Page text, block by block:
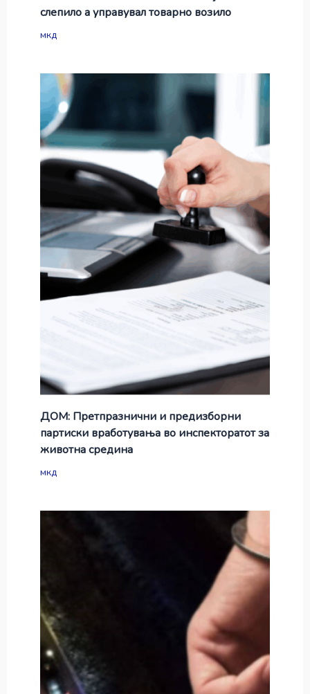
слепило а управувал товарно возило
мкд
ДОМ: Претпразнични и предизборни
партиски вработувања во инспекторатот за
животна средина
мкд